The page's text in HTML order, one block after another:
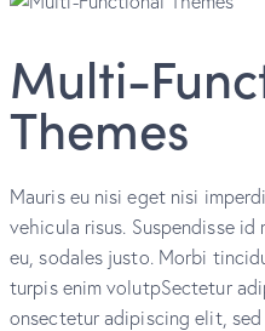
Multi-
Themes
Mauris eu nisi eget nisi
vehicula risus. Suspendisse
eu, sodales justo. Morbi
turpis enim volutpSectetur
onsectetur adipiscing elit,